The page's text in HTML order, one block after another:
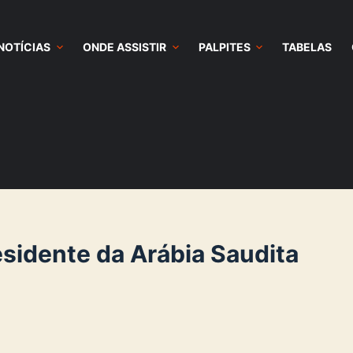
ONDE ASSISTIR PALPITES TABELAS
da Arábia Saudita